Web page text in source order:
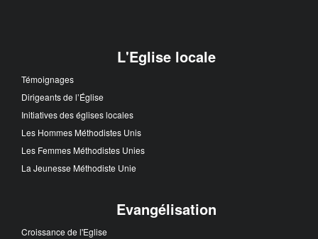
L'Eglise locale
Témoignages
Dirigeants de l’Église
Initiatives des églises locales
Les Hommes Méthodistes Unis
Les Femmes Méthodistes Unies
La Jeunesse Méthodiste Unie
Evangélisation
Croissance de l'Eglise